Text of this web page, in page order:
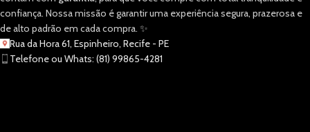
confiança. Nossa missão é garantir uma experiência segura, prazerosa e
de alto padrão em cada compra. ✨
Rua da Hora 61, Espinheiro, Recife - PE
Telefone ou Whats: (81) 99865-4281